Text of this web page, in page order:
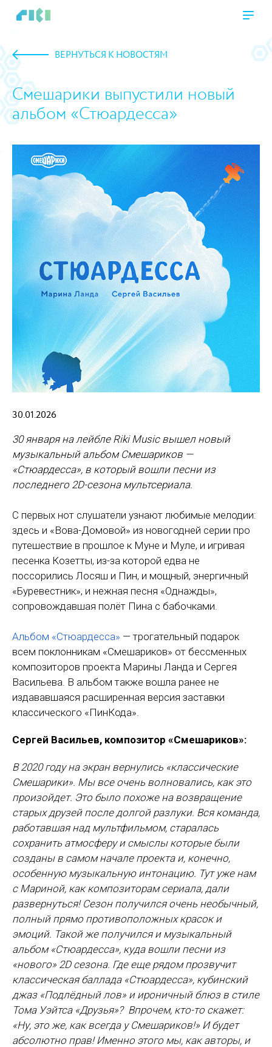
ВЕРНУТЬСЯ К НОВОСТЯМ
Смешарики выпустили новый
альбом «Стюардесса»
https://www.high-endrolex.com/45
30.01.2026
30 января на лейбле Riki Music вышел новый
музыкальный альбом Смешариков —
«Стюардесса», в который вошли песни из
последнего 2D-сезона мультсериала.
С первых нот слушатели узнают любимые мелодии:
здесь и «Вова-Домовой» из новогодней серии про
путешествие в прошлое к Муне и Муле, и игривая
песенка Козетты, из-за которой едва не
поссорились Лосяш и Пин, и мощный, энергичный
«Буревестник», и нежная песня «Однажды»,
сопровождавшая полёт Пина с бабочками.
Альбом «Стюардесса» — трогательный подарок
всем поклонникам «Смешариков» от бессменных
композиторов проекта Марины Ланда и Сергея
Васильева. В альбом также вошла ранее не
издававшаяся расширенная версия заставки
классического «ПинКода».
Сергей Васильев, композитор «Смешариков»:
В 2020 году на экран вернулись «классические
Смешарики». Мы все очень волновались, как это
произойдет. Это было похоже на возвращение
старых друзей после долгой разлуки. Вся команда,
работавшая над мультфильмом, старалась
сохранить атмосферу и смыслы которые были
созданы в самом начале проекта и, конечно,
особенную музыкальную интонацию. Тут уже нам
с Мариной, как композиторам сериала, дали
развернуться! Сезон получился очень необычный,
полный прямо противоположных красок и
эмоций. Такой же получился и музыкальный
альбом «Стюардесса», куда вошли песни из
«нового» 2D сезона. Где еще рядом прозвучит
классическая баллада «Стюардесса», кубинский
джаз «Подлёдный лов» и ироничный блюз в стиле
Тома Уэйтса «Друзья»? Впрочем, кто-то скажет:
«Ну, это же, как всегда у Смешариков!» И будет
абсолютно прав! Именно этого мы, как авторы, и